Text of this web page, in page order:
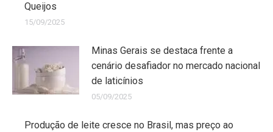
Queijos
15/09/2025
Minas Gerais se destaca frente a
cenário desafiador no mercado nacional
de laticínios
05/09/2025
Produção de leite cresce no Brasil, mas preço ao